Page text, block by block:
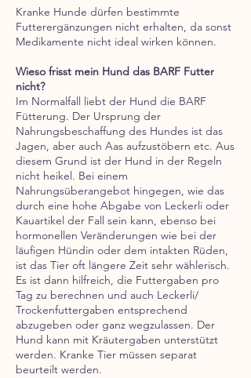
Kranke Hunde dürfen bestimmte
Futterergänzungen nicht erhalten, da sonst
Medikamente nicht ideal wirken können.
Wieso frisst mein Hund das BARF Futter
nicht?
Im Normalfall liebt der Hund die BARF
Fütterung. Der Ursprung der
Nahrungsbeschaffung des Hundes ist das
Jagen, aber auch Aas aufzustöbern etc. Aus
diesem Grund ist der Hund in der Regeln
nicht heikel. Bei einem
Nahrungsüberangebot hingegen, wie das
durch eine hohe Abgabe von Leckerli oder
Kauartikel der Fall sein kann, ebenso bei
hormonellen Veränderungen wie bei der
läufigen Hündin oder dem intakten Rüden,
ist das Tier oft längere Zeit sehr wählerisch.
Es ist dann hilfreich, die Futtergaben pro
Tag zu berechnen und auch Leckerli/
Trockenfuttergaben entsprechend
abzugeben oder ganz wegzulassen. Der
Hund kann mit Kräutergaben unterstützt
werden. Kranke Tier müssen separat
beurteilt werden.